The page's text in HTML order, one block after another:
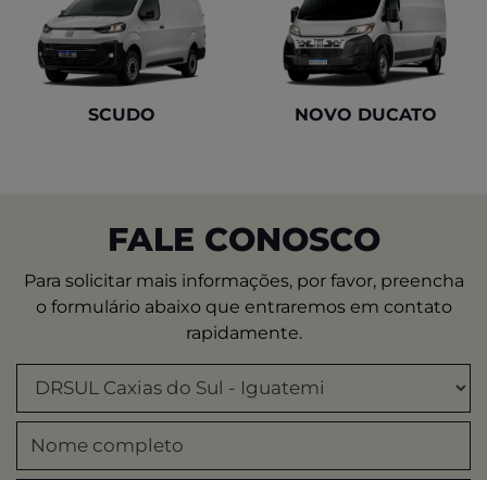
SCUDO NOVO DUCATO
FALE CONOSCO
Para solicitar mais informações, por favor, preencha
o formulário abaixo que entraremos em contato
rapidamente.